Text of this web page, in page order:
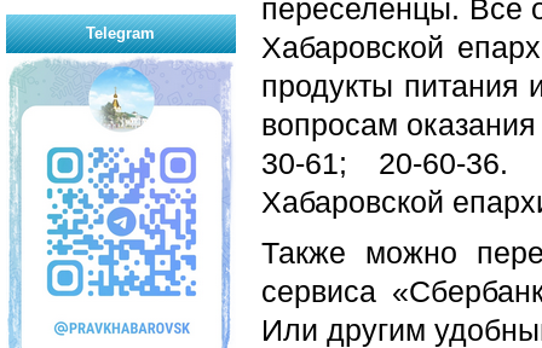
переселенцы. Все
Хабаровской
продукты
вопросам
30-61; 20-60-
Хабаровской
Также можно
сервиса
Или другим
Telegram